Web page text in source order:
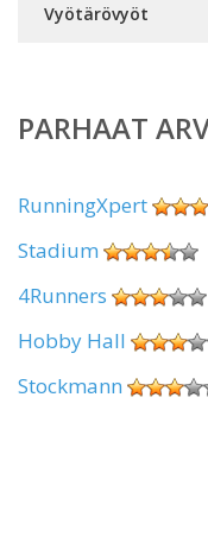
Vyötärövyöt
PARHAAT
RunningXpert
Stadium
4Runners
Hobby Hall
Stockmann